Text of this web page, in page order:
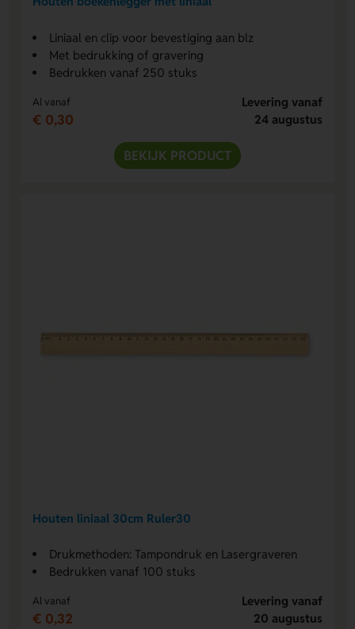
Liniaal en clip voor bevestiging aan blz
Met bedrukking of gravering
Bedrukken vanaf 250 stuks
Al vanaf
€ 0,30
Levering vanaf
24 augustus
BEKIJK PRODUCT
Houten liniaal 30cm Ruler30
Drukmethoden: Tampondruk en Lasergraveren
Bedrukken vanaf 100 stuks
Al vanaf
€ 0,32
Levering vanaf
20 augustus